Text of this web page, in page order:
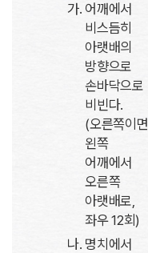
어깨에서
비스듬히
아랫배의
방향으로
손바닥으로
비빈다.
(오른쪽이면
왼쪽
어깨에서
오른쪽
아랫배로,
좌우 12회)
명치에서